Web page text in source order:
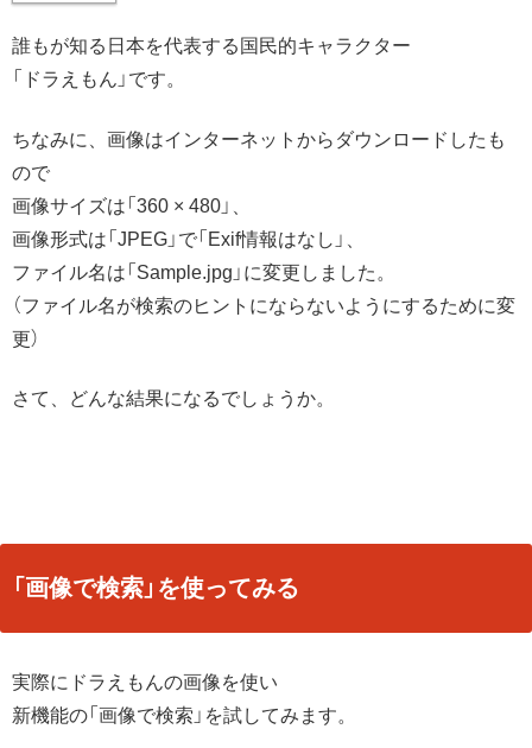
誰もが知る日本を代表する国民的キャラクター
「ドラえもん」です。
ちなみに、画像はインターネットからダウンロードしたも
ので
画像サイズは「360 × 480」、
画像形式は「JPEG」で「Exif情報はなし」、
ファイル名は「Sample.jpg」に変更しました。
（ファイル名が検索のヒントにならないようにするために変
更）
さて、どんな結果になるでしょうか。
「画像で検索」を使ってみる
実際にドラえもんの画像を使い
新機能の「画像で検索」を試してみます。